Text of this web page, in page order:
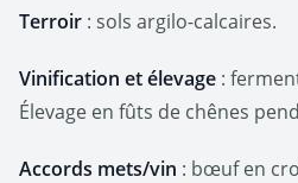
Terroir : sols argilo-calcaires.
Vinification et élevage :
Élevage en fûts de chênes
Accords mets/vin : bœuf en